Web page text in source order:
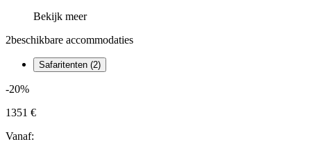
Bekijk meer
2beschikbare accommodaties
Safaritenten (2)
-20%
1351 €
Vanaf: